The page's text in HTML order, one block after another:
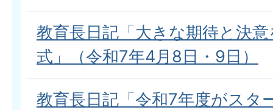
教育長日記「大きな期待と決
式」（令和7年4月8日・9日）
教育長日記「令和7年度がスタ